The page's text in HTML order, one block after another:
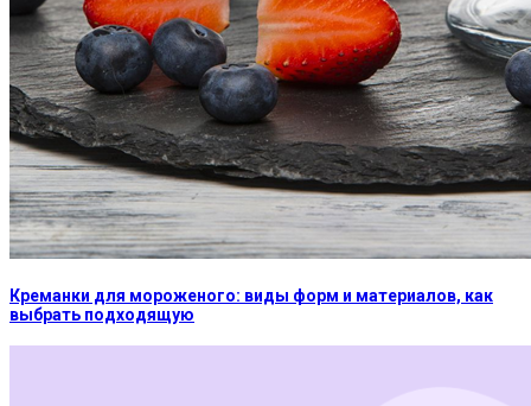
Креманки для мороженого: виды форм и материалов, как
выбрать подходящую